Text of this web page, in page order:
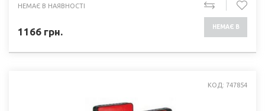
НЕМАЄ В НАЯВНОСТІ
1166 грн. НЕМАЄ В
КОД: 747854